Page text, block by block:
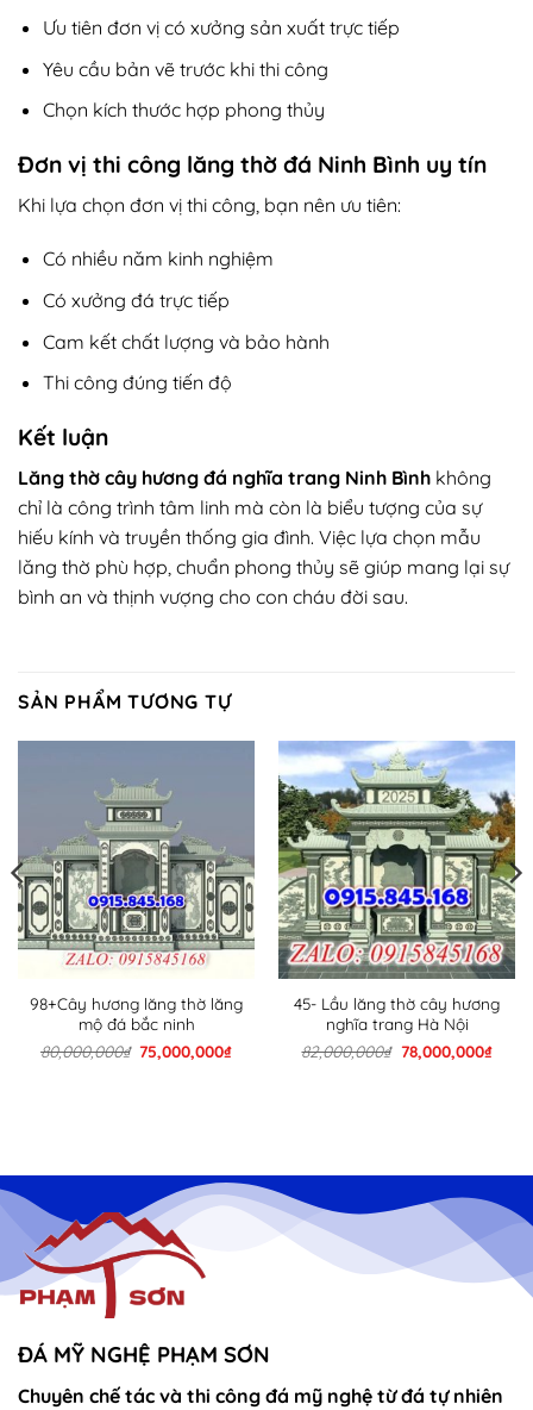
Ưu tiên đơn vị có xưởng sản xuất trực tiếp
Yêu cầu bản vẽ trước khi thi công
Chọn kích thước hợp phong thủy
Đơn vị thi công lăng thờ đá Ninh Bình uy tín
Khi lựa chọn đơn vị thi công, bạn nên ưu tiên:
Có nhiều năm kinh nghiệm
Có xưởng đá trực tiếp
Cam kết chất lượng và bảo hành
Thi công đúng tiến độ
Kết luận
Lăng thờ cây hương đá nghĩa trang Ninh Bình không
chỉ là công trình tâm linh mà còn là biểu tượng của sự
hiếu kính và truyền thống gia đình. Việc lựa chọn mẫu
lăng thờ phù hợp, chuẩn phong thủy sẽ giúp mang lại sự
bình an và thịnh vượng cho con cháu đời sau.
SẢN PHẨM TƯƠNG TỰ
98+Cây hương lăng thờ lăng
mộ đá bắc ninh
80,000,000₫ Giá
gốc
75,000,000₫Giá
45- Lầu lăng thờ cây hương
nghĩa trang Hà Nội
82,000,000₫ Giá
gốc
78,000,000₫Giá
ĐÁ MỸ NGHỆ PHẠM SƠN
Chuyên chế tác và thi công đá mỹ nghệ từ đá tự nhiên